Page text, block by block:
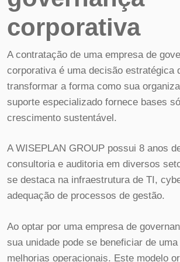
corporativa
A contratação de uma empresa de
corporativa é uma decisão estratégica
transformar a forma como sua
suporte especializado fornece bases
crescimento sustentável.
A WISEPLAN GROUP possui 8 anos
consultoria e auditoria em diversos
se destaca na infraestrutura de TI,
adequação de processos de gestão.
Ao optar por uma empresa de
sua unidade pode se beneficiar de
melhorias operacionais. Este modelo